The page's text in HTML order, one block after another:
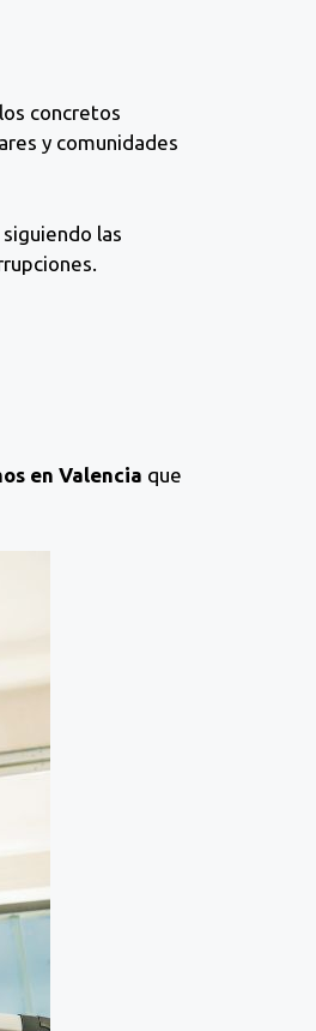
concretos
y comunidades
, siguiendo las
en Valencia que